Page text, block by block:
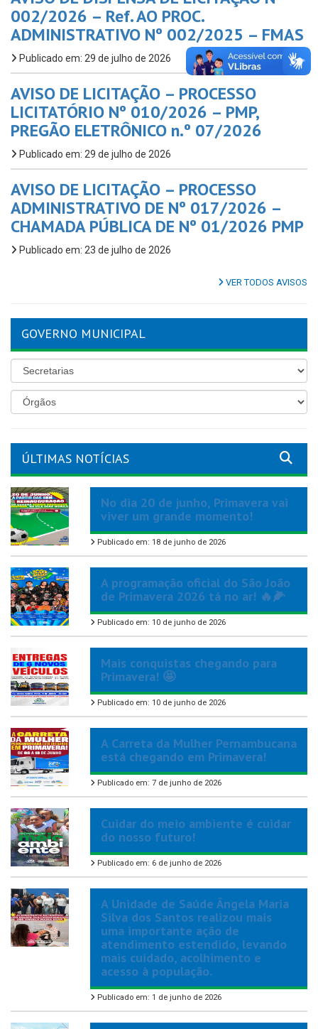
002/2026 – Ref. AO PROC.
ADMINISTRATIVO Nº 002/2025 – FMAS
Publicado em: 29 de julho de 2026
AVISO DE LICITAÇÃO – PROCESSO
LICITATÓRIO Nº 010/2026 – PMP,
PREGÃO ELETRÔNICO n.º 07/2026
Publicado em: 29 de julho de 2026
AVISO DE LICITAÇÃO – PROCESSO
ADMINISTRATIVO DE Nº 017/2026 –
CHAMADA PÚBLICA DE Nº 01/2026 PMP
Publicado em: 23 de julho de 2026
VER TODOS AVISOS
GOVERNO MUNICIPAL
ÚLTIMAS NOTÍCIAS
No dia 20 de junho, Primavera vai
viver um grande momento!
Publicado em: 18 de junho de 2026
A programação oficial do São João
de Primavera 2026 tá no ar! 🔥🌽
Publicado em: 10 de junho de 2026
Mais conquistas chegando para
Primavera! 🤩
Publicado em: 10 de junho de 2026
A Carreta da Mulher Pernambucana
está chegando em Primavera!
Publicado em: 7 de junho de 2026
Cuidar do meio ambiente é cuidar
do nosso futuro!
Publicado em: 6 de junho de 2026
A Unidade de Saúde Ângela Maria
Silva dos Santos realizou mais
uma importante ação de
atendimento estendido, levando
mais cuidado, acolhimento e
acesso à população.
Publicado em: 1 de junho de 2026